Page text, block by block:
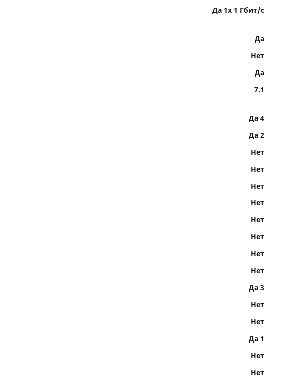
Да 1x 1 Гбит/с
Да
Нет
Да
7.1
Да 4
Да 2
Нет
Нет
Нет
Нет
Нет
Нет
Нет
Нет
Да 3
Нет
Нет
Да 1
Нет
Нет